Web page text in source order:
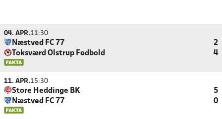
04. APR.11:30
Næstved FC 77
2
Toksværd Olstrup Fodbold
4
11. APR.15:30
Store Heddinge BK
5
Næstved FC 77
0